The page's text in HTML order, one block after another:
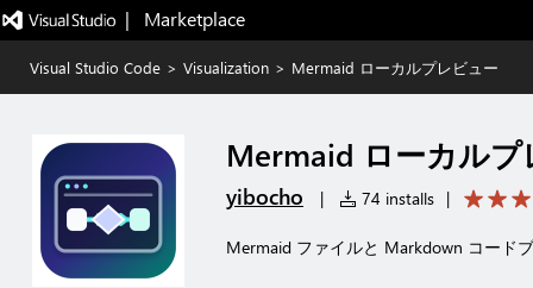
|   Marketplace
Visual Studio Code > Visualization > Mermaid ローカルプレビュー
Mermaid ローカルプ
yibocho | 74 installs |
Mermaid ファイルと Markdown コード